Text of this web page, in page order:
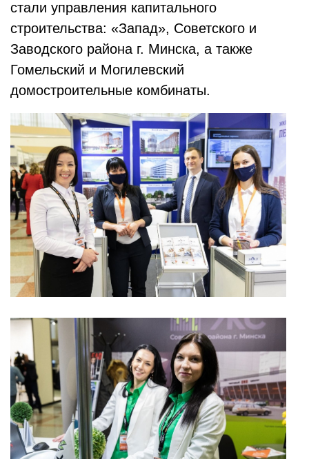
стали управления капитального
строительства: «Запад», Советского и
Заводского района г. Минска, а также
Гомельский и Могилевский
домостроительные комбинаты.